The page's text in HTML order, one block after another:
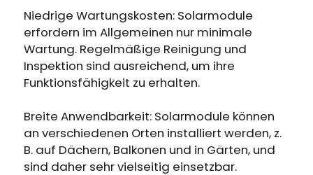
Niedrige Wartungskosten: Solarmodule
erfordern im Allgemeinen nur minimale
Wartung. Regelmäßige Reinigung und
Inspektion sind ausreichend, um ihre
Funktionsfähigkeit zu erhalten.
Breite Anwendbarkeit: Solarmodule können
an verschiedenen Orten installiert werden, z.
B. auf Dächern, Balkonen und in Gärten, und
sind daher sehr vielseitig einsetzbar.